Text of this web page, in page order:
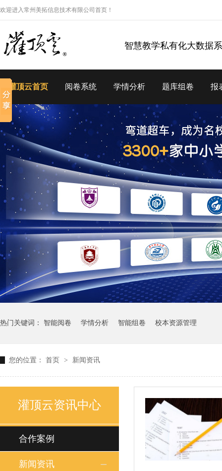
欢迎进入常州美拓信息技术有限公司首页！
智慧教学私有化大数据
灌顶云首页 阅卷系统 学情分析 题库组卷 报
热门关键词： 智能阅卷 学情分析 智能组卷 校本资源管理
您的位置： 首页 > 新闻资讯
灌顶云资讯中心
合作案例
新闻资讯